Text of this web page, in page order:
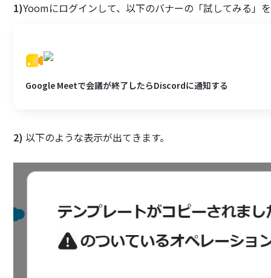
1)Yoomにログインして、以下のバナーの「試してみる」
Google Meetで会議が終了したらDiscordに通知する
2) 以下のような表示が出てきます。